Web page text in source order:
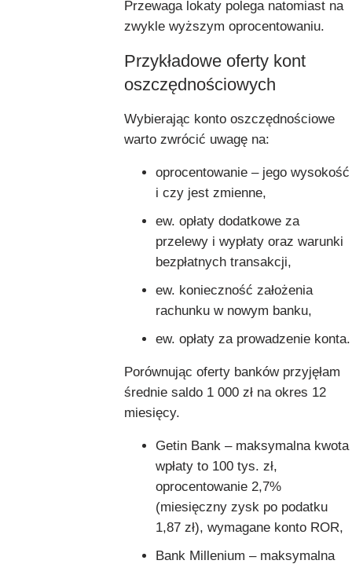
Przewaga lokaty polega natomiast na
zwykle wyższym oprocentowaniu.
Przykładowe oferty kont
oszczędnościowych
Wybierając konto oszczędnościowe
warto zwrócić uwagę na:
oprocentowanie – jego wysokość
i czy jest zmienne,
ew. opłaty dodatkowe za
przelewy i wypłaty oraz warunki
bezpłatnych transakcji,
ew. konieczność założenia
rachunku w nowym banku,
ew. opłaty za prowadzenie konta.
Porównując oferty banków przyjęłam
średnie saldo 1 000 zł na okres 12
miesięcy.
Getin Bank – maksymalna kwota
wpłaty to 100 tys. zł,
oprocentowanie 2,7%
(miesięczny zysk po podatku
1,87 zł), wymagane konto ROR,
Bank Millenium – maksymalna